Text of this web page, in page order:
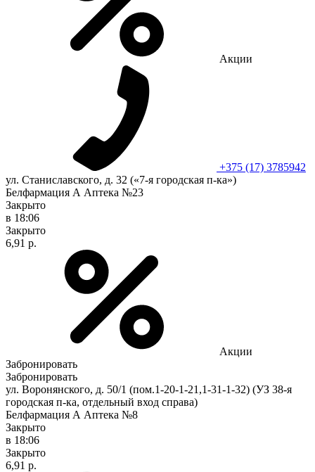
Акции
+375 (17) 3785942
ул. Станиславского, д. 32 («7-я городская п-ка»)
Белфармация А Аптека №23
Закрыто
в 18:06
Закрыто
6,91 р.
Акции
Забронировать
Забронировать
ул. Воронянского, д. 50/1 (пом.1-20-1-21,1-31-1-32) (УЗ 38-я
городская п-ка, отдельный вход справа)
Белфармация А Аптека №8
Закрыто
в 18:06
Закрыто
6,91 р.